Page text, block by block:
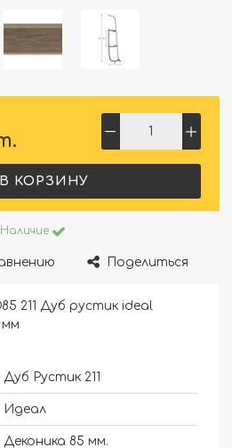
В КОРЗИНУ
Наличие
Поделиться
211 Дуб рустик ideal
мм
Дуб Рустик 211
Идеал
Деконика 85 мм.